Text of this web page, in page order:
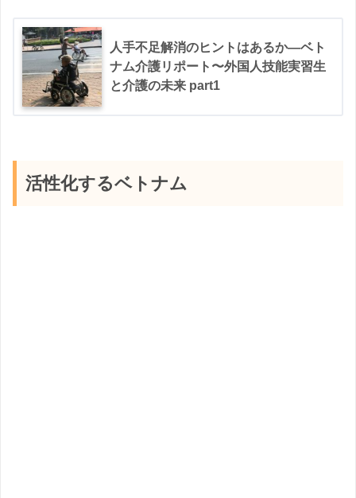
人手不足解消のヒントはあるか―ベト
ナム介護リポート〜外国人技能実習生
と介護の未来 part1
活性化するベトナム